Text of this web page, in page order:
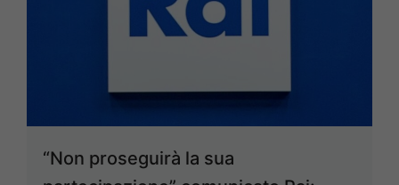
“Non proseguirà la sua